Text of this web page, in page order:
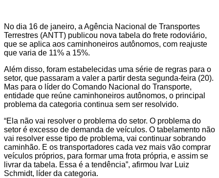
No dia 16 de janeiro, a Agência Nacional de Transportes
Terrestres (ANTT) publicou nova tabela do frete rodoviário,
que se aplica aos caminhoneiros autônomos, com reajuste
que varia de 11% a 15%.
Além disso, foram estabelecidas uma série de regras para o
setor, que passaram a valer a partir desta segunda-feira (20).
Mas para o líder do Comando Nacional do Transporte,
entidade que reúne caminhoneiros autônomos, o principal
problema da categoria continua sem ser resolvido.
“Ela não vai resolver o problema do setor. O problema do
setor é excesso de demanda de veículos. O tabelamento não
vai resolver esse tipo de problema, vai continuar sobrando
caminhão. E os transportadores cada vez mais vão comprar
veículos próprios, para formar uma frota própria, e assim se
livrar da tabela. Essa é a tendência”, afirmou Ivar Luiz
Schmidt, líder da categoria.